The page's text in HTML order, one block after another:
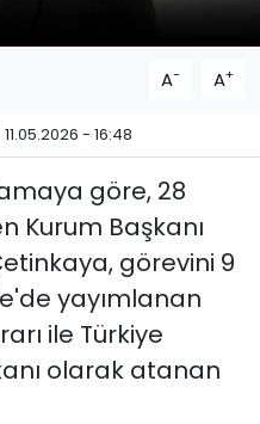
A- A+
11.05.2026 - 16:48
göre, 28
Kurum Başkanı
görevini 9
yayımlanan
ile Türkiye
olarak atanan